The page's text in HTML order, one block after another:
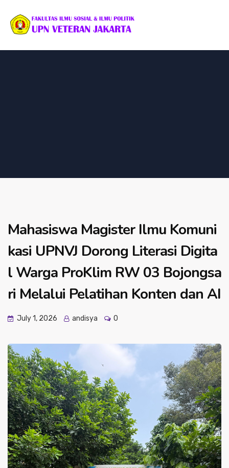
Mahasiswa Magister Ilmu Komuni
kasi UPNVJ Dorong Literasi Digita
l Warga ProKlim RW 03 Bojongsa
ri Melalui Pelatihan Konten dan AI
July 1, 2026 andisya 0